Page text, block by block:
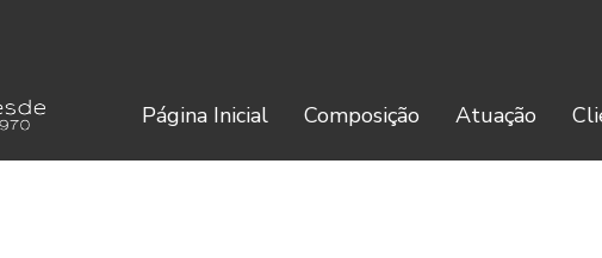
Página Inicial Composição Atuação